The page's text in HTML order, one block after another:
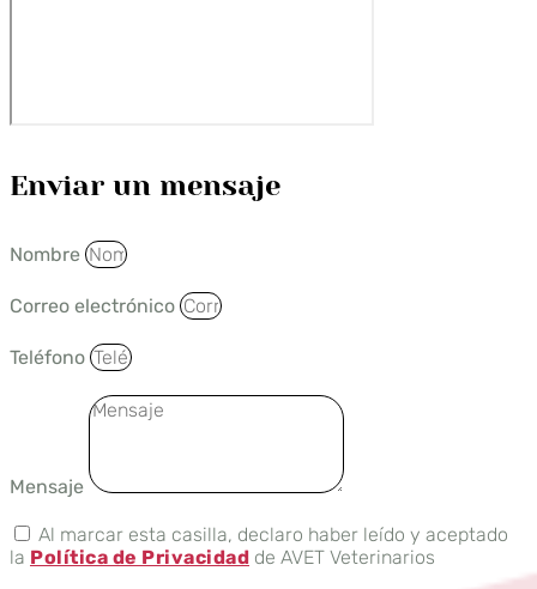
Enviar un mensaje
Nombre
Correo electrónico
Teléfono
Mensaje
Al marcar esta casilla, declaro haber leído y aceptado
la Política de Privacidad de AVET Veterinarios